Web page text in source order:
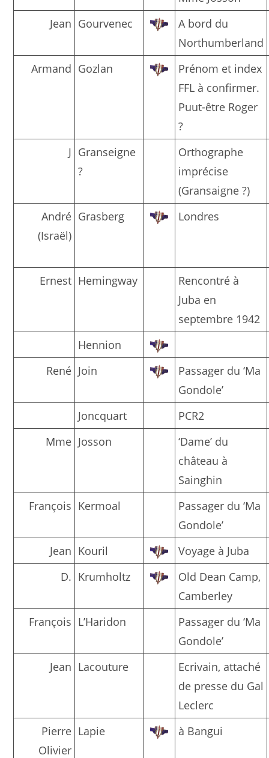
Jean Gourvenec
A bord du
Northumberland
Armand Gozlan
Prénom et index
FFL à confirmer.
Puut-être Roger
?
J Granseigne
?
Orthographe
imprécise
(Gransaigne ?)
André
(Israël)
Grasberg Londres
Ernest Hemingway
Rencontré à
Juba en
septembre 1942
Hennion
René Join
Passager du ‘Ma
Gondole’
Joncquart
PCR2
Mme Josson
‘Dame’ du
château à
Sainghin
François Kermoal
Passager du ‘Ma
Gondole’
Jean Kouril
Voyage à Juba
D. Krumholtz
Old Dean Camp,
Camberley
François L’Haridon
Passager du ‘Ma
Gondole’
Jean Lacouture
Ecrivain, attaché
de presse du Gal
Leclerc
Pierre
Olivier
Lapie à Bangui